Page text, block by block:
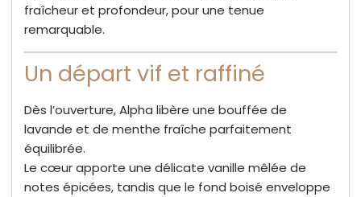
fraîcheur et profondeur, pour une tenue
remarquable.
Un départ vif et raffiné
Dès l’ouverture, Alpha libère une bouffée de
lavande et de menthe fraîche parfaitement
équilibrée.
Le cœur apporte une délicate vanille mêlée de
notes épicées, tandis que le fond boisé enveloppe